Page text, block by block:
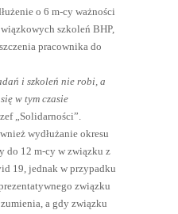
o 6 m-cy ważności
szkoleń BHP,
pracownika do
i szkoleń nie robi, a
w tym czasie
„Solidarności”.
wydłużanie okresu
do 12 m-cy w związku z
19, jednak w przypadku
związku
a gdy związku